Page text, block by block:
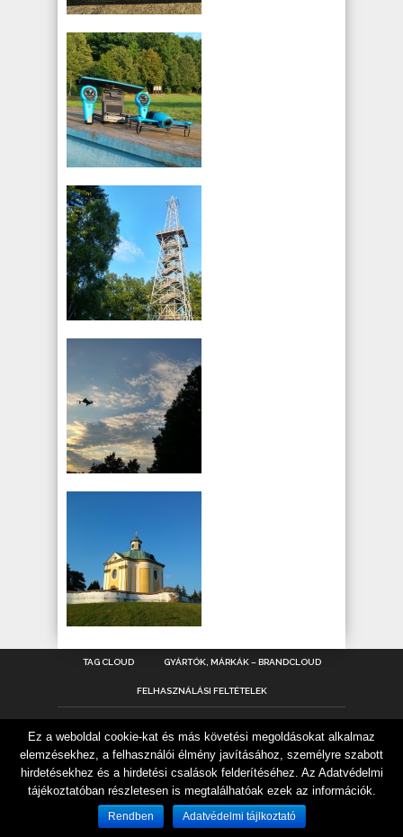
TAG CLOUD GYÁRTÓK, MÁRKÁK – BRANDCLOUD
FELHASZNÁLÁSI FELTÉTELEK
KATEGÓRIÁK
18-as karika(42)
ajánló(63)
autó, motor, hajó(274)
buli, party, pia(72)
Ez a weboldal cookie-kat és más követési megoldásokat alkalmaz
elemzésekhez, a felhasználói élmény javításához, személyre szabott
hirdetésekhez és a hirdetési csalások felderítéséhez. Az Adatvédelmi
tájékoztatóban részletesen is megtalálhatóak ezek az információk.
Rendben Adatvédelmi tájlkoztató